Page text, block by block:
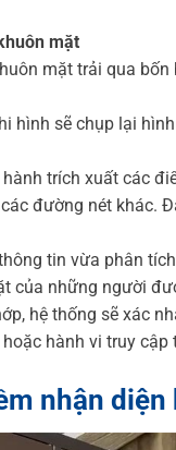
mặt
mặt trải qua
hình sẽ chụp lại
trích xuất các
đường nét khác.
tin vừa phân
của những người
hệ thống sẽ xác
hành vi truy cập
nhận